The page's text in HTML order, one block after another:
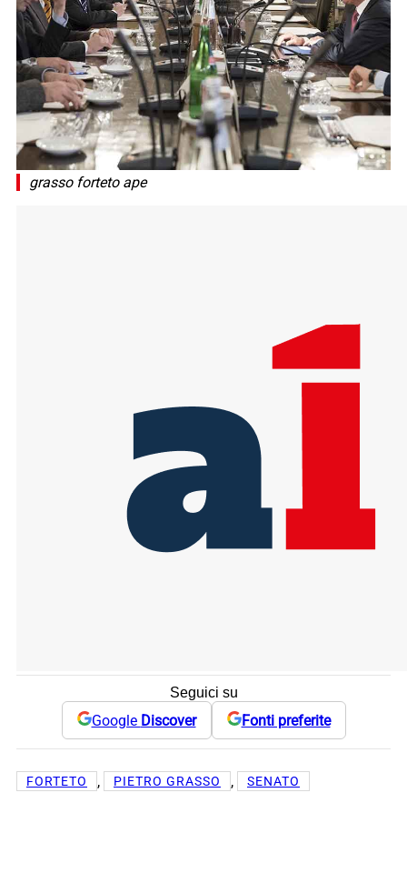
grasso forteto ape
Seguici su
Google Discover Fonti preferite
FORTETO , PIETRO GRASSO , SENATO